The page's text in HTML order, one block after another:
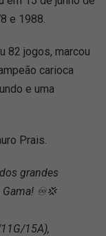
e 1988.
82 jogos, marcou
carioca
e uma
Prais.
grandes
Gama! ♾️💢
15A),